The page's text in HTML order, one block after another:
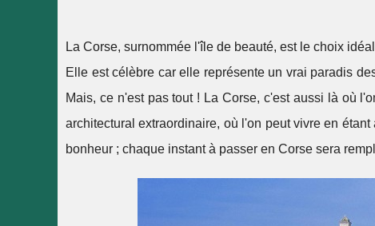
La Corse, surnommée l'île de beauté, est le choix
Elle est célèbre car elle représente un vrai paradis
Mais, ce n'est pas tout ! La Corse, c'est aussi là où
architectural extraordinaire, où l'on peut vivre en
bonheur ; chaque instant à passer en Corse sera